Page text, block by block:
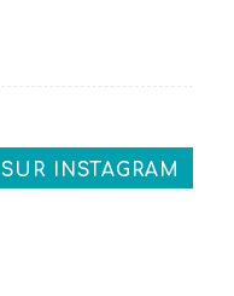
INSTAGRAM